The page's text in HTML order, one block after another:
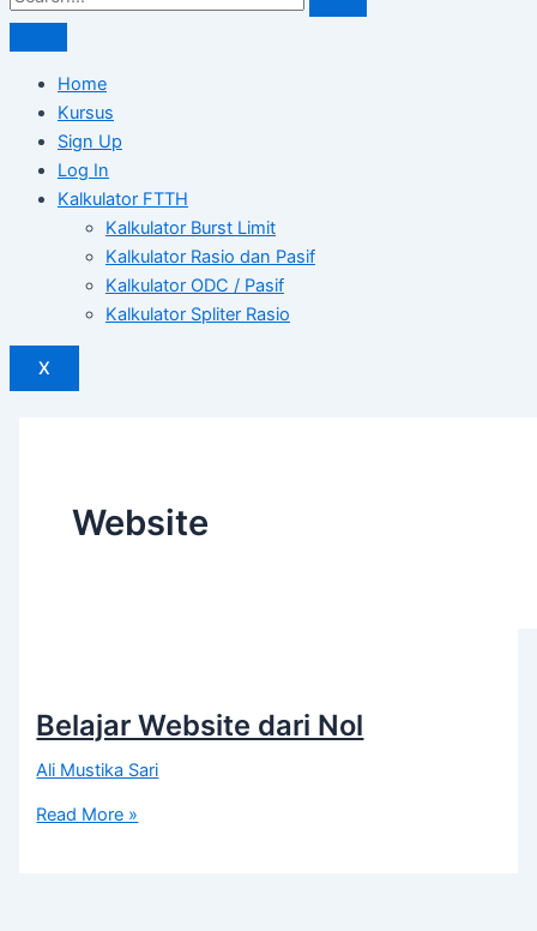
Home
Kursus
Sign Up
Log In
Kalkulator FTTH
Kalkulator Burst Limit
Kalkulator Rasio dan Pasif
Kalkulator ODC / Pasif
Kalkulator Spliter Rasio
X
Website
Belajar Website dari Nol
Ali Mustika Sari
Read More »